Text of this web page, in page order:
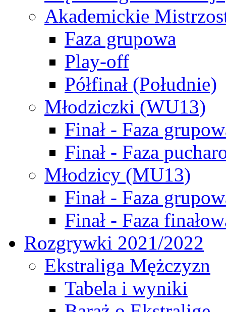
Akademickie
Faza grupowa
Play-off
Półfinał (Południe)
Młodziczki (WU13)
Finał - Faza
Finał - Faza
Młodzicy (MU13)
Finał - Faza
Finał - Faza
Rozgrywki 2021/2022
Ekstraliga Mężczyzn
Tabela i wyniki